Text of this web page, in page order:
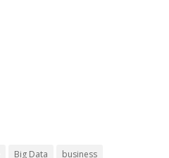
Big Data business